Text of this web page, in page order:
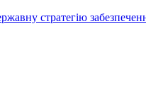
стратегію